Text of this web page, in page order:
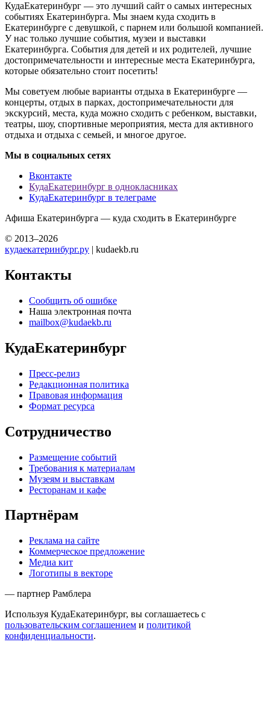
КудаЕкатеринбург — это лучший сайт о самых интересных
событиях Екатеринбурга. Мы знаем куда сходить в
Екатеринбурге с девушкой, с парнем или большой компанией.
У нас только лучшие события, музеи и выставки
Екатеринбурга. События для детей и их родителей, лучшие
достопримечательности и интересные места Екатеринбурга,
которые обязательно стоит посетить!
Мы советуем любые варианты отдыха в Екатеринбурге —
концерты, отдых в парках, достопримечательности для
экскурсий, места, куда можно сходить с ребенком, выставки,
театры, шоу, спортивные мероприятия, места для активного
отдыха и отдыха с семьей, и многое другое.
Мы в социальных сетях
Вконтакте
КудаЕкатеринбург в однокласниках
КудаЕкатеринбург в телеграме
Афиша Екатеринбурга — куда сходить в Екатеринбурге
© 2013–2026
кудаекатеринбург.ру | kudaekb.ru
Контакты
Сообщить об ошибке
Наша электронная почта
mailbox@kudaekb.ru
КудаЕкатеринбург
Пресс-релиз
Редакционная политика
Правовая информация
Формат ресурса
Сотрудничество
Размещение событий
Требования к материалам
Музеям и выставкам
Ресторанам и кафе
Партнёрам
Реклама на сайте
Коммерческое предложение
Медиа кит
Логотипы в векторе
— партнер Рамблера
Используя КудаЕкатеринбург, вы соглашаетесь с
пользовательским соглашением и политикой
конфиденциальности.